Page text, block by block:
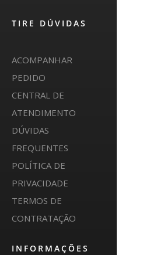
TIRE DÚVIDAS
ACOMPANHAR
PEDIDO
CENTRAL DE
ATENDIMENTO
DÚVIDAS
FREQUENTES
POLÍTICA DE
PRIVACIDADE
TERMOS DE
CONTRATAÇÃO
INFORMAÇÕES